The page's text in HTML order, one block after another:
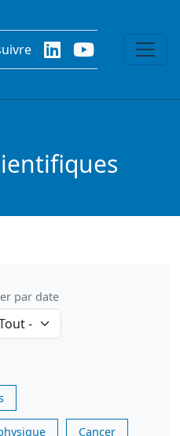
par date
Cancer